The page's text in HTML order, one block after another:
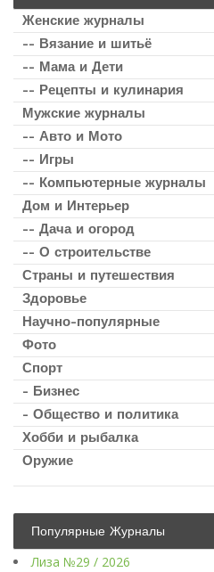
Женские журналы
-- Вязание и шитьё
-- Мама и Дети
-- Рецепты и кулинария
Мужские журналы
-- Авто и Мото
-- Игры
-- Компьютерные журналы
Дом и Интерьер
-- Дача и огород
-- О строительстве
Страны и путешествия
Здоровье
Научно-популярные
Фото
Спорт
- Бизнес
- Общество и политика
Хобби и рыбалка
Оружие
Популярные Журналы
Лиза №29 / 2026